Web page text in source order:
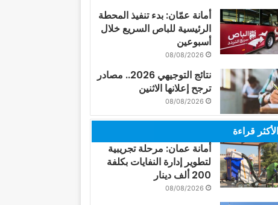
أمانة عمّان: بدء تنفيذ المحطة
الرئيسية للباص السريع خلال
أسبوعين
08/08/2026
نتائج التوجيهي 2026.. مصادر
ترجح إعلانها الاثنين
08/08/2026
الأكثر قراءة
أمانة عمان: مرحلة تجريبية
لتطوير إدارة النفايات بكلفة
200 ألف دينار
08/08/2026